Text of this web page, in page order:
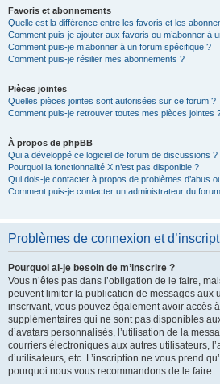
Favoris et abonnements
Quelle est la différence entre les favoris et les
Comment puis-je ajouter aux favoris ou m’abonner à
Comment puis-je m’abonner à un forum spécifique ?
Comment puis-je résilier mes abonnements ?
Pièces jointes
Quelles pièces jointes sont autorisées sur ce forum ?
Comment puis-je retrouver toutes mes pièces jointes
À propos de phpBB
Qui a développé ce logiciel de forum de discussions ?
Pourquoi la fonctionnalité X n’est pas disponible ?
Qui dois-je contacter à propos de problèmes d’abus
Comment puis-je contacter un administrateur du
Problèmes de connexion et
Pourquoi ai-je besoin de m’inscrire ?
Vous n’êtes pas dans l’obligation de le faire,
peuvent limiter la publication de messages aux
inscrivant, vous pouvez également avoir accès
supplémentaires qui ne sont pas disponibles
d’avatars personnalisés, l’utilisation de la
courriers électroniques aux autres utilisateurs,
d’utilisateurs, etc. L’inscription ne vous prend
pourquoi nous vous recommandons de le faire.